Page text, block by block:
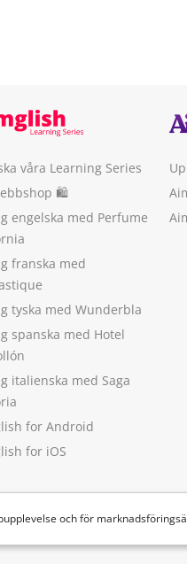
och för
våra Learning Series
🛍
engelska med Perfume
franska med
tyska med Wunderbla
spanska med Hotel
italienska med Saga
for Android
for iOS